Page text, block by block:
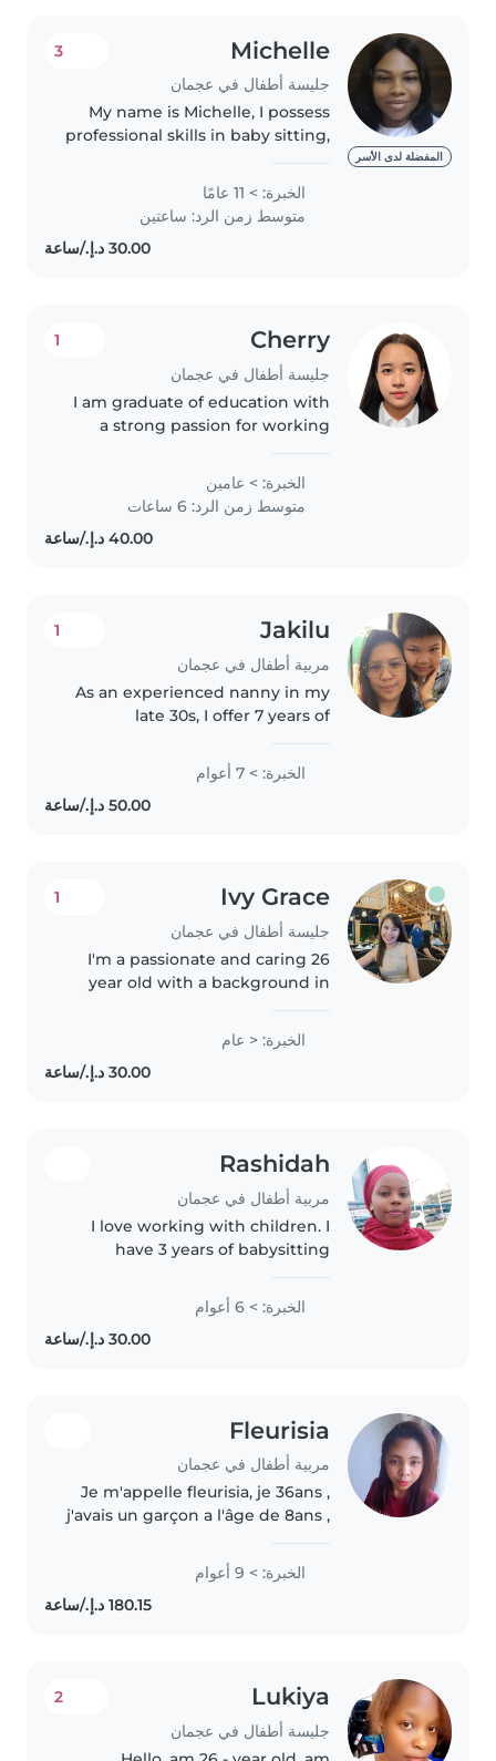
المفضلة لدى الأسر
Michelle
جليسة أطفال في عجمان
3
My name is Michelle, I possess
professional skills in baby sitting,
baby siter. Am a caring and
patient lady who loves kids, if
you hire me you won't..
الخبرة: > 11 عامًا
متوسط زمن الرد: ساعتين
Cherry
جليسة أطفال في عجمان
1
I am graduate of education with
a strong passion for working
caring for kids and creating a
safe, fun, and supportive
environment for their growth...
الخبرة: > عامين
متوسط زمن الرد: 6 ساعات
Jakilu
مربية أطفال في عجمان
1
As an experienced nanny in my
late 30s, I offer 7 years of
beeing a mom not by study in
the university . I'm skilled in
الخبرة: > 7 أعوام
Ivy Grace
جليسة أطفال في عجمان
1
I'm a passionate and caring 26
year old with a background in
children's growth. I specialize in
working with preschoolers and
gradeschoolers, including those..
الخبرة: < عام
Rashidah
مربية أطفال في عجمان
I love working with children. I
have 3 years of babysitting
babies and toddlers. I also have
experience with children with
special needs, particularly,
الخبرة: > 6 أعوام
Fleurisia
مربية أطفال في عجمان
Je m'appelle fleurisia, je 36ans ,
j'avais un garçon a l'âge de 8ans ,
j'ai 9 d'expérience pour le
domaine femme de ménage et
nounou, je cherche de..
الخبرة: > 9 أعوام
Lukiya
جليسة أطفال في عجمان
2